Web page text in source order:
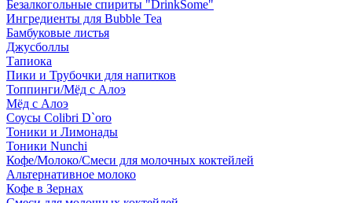
Безалкогольные спириты "DrinkSome"
Ингредиенты для Bubble Tea
Бамбуковые листья
Джусболлы
Тапиока
Пики и Трубочки для напитков
Топпинги/Мёд с Алоэ
Мёд с Алоэ
Соусы Colibri D`oro
Тоники и Лимонады
Тоники Nunchi
Кофе/Молоко/Смеси для молочных коктейлей
Альтернативное молоко
Кофе в Зернах